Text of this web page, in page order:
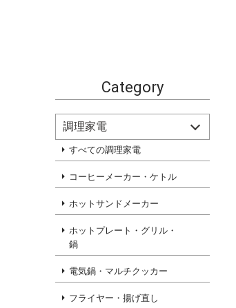
Category
調理家電
すべての調理家電
コーヒーメーカー・ケトル
ホットサンドメーカー
ホットプレート・グリル・
鍋
電気鍋・マルチクッカー
フライヤー・揚げ直し